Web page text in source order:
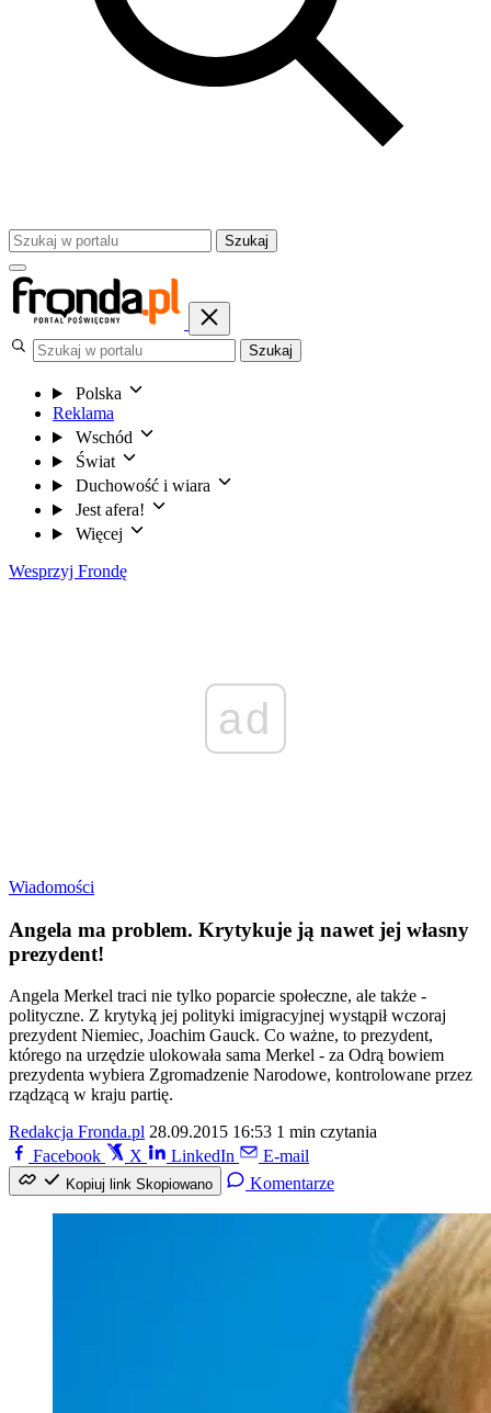
Szukaj
Szukaj
Polska
Reklama
Wschód
Świat
Duchowość i wiara
Jest afera!
Więcej
Wesprzyj Frondę
ad
Wiadomości
Angela ma problem. Krytykuje ją nawet jej własny
prezydent!
Angela Merkel traci nie tylko poparcie społeczne, ale także -
polityczne. Z krytyką jej polityki imigracyjnej wystąpił wczoraj
prezydent Niemiec, Joachim Gauck. Co ważne, to prezydent,
którego na urzędzie ulokowała sama Merkel - za Odrą bowiem
prezydenta wybiera Zgromadzenie Narodowe, kontrolowane przez
rządzącą w kraju partię.
Redakcja Fronda.pl 28.09.2015 16:53 1 min czytania
Facebook
X LinkedIn E-mail
Kopiuj link Skopiowano Komentarze